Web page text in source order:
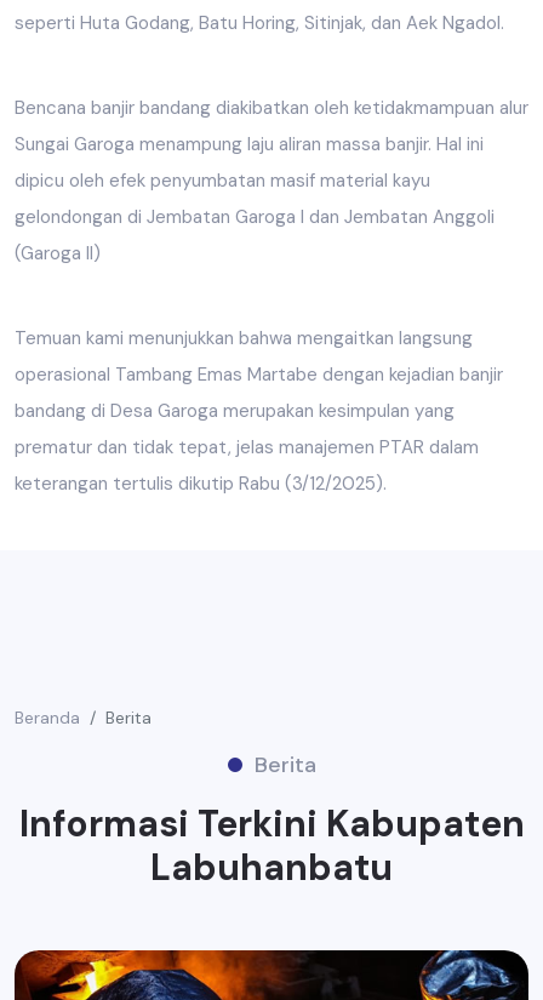
seperti Huta Godang, Batu Horing, Sitinjak, dan Aek Ngadol.
Bencana banjir bandang diakibatkan oleh ketidakmampuan alur
Sungai Garoga menampung laju aliran massa banjir. Hal ini
dipicu oleh efek penyumbatan masif material kayu
gelondongan di Jembatan Garoga I dan Jembatan Anggoli
(Garoga II)
Temuan kami menunjukkan bahwa mengaitkan langsung
operasional Tambang Emas Martabe dengan kejadian banjir
bandang di Desa Garoga merupakan kesimpulan yang
prematur dan tidak tepat, jelas manajemen PTAR dalam
keterangan tertulis dikutip Rabu (3/12/2025).
Beranda Berita
Berita
Informasi Terkini Kabupaten
Labuhanbatu